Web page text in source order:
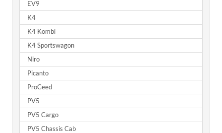
EV9
K4
K4 Kombi
K4 Sportswagon
Niro
Picanto
ProCeed
PV5
PV5 Cargo
PV5 Chassis Cab